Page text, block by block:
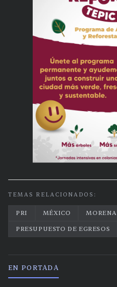
TEMAS RELACIONADOS:
PRI MÉXICO MORENA
PRESUPUESTO DE EGRESOS
EN PORTADA